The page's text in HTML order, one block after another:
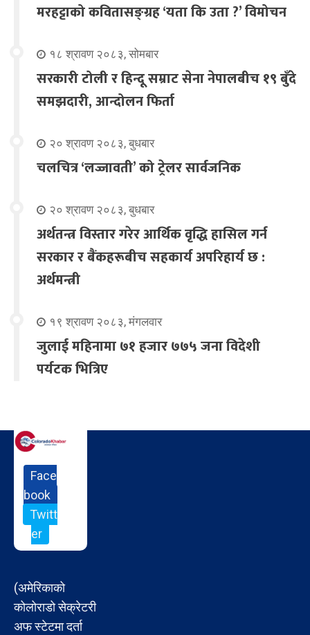
मरहट्टाको कवितासङ्ग्रह ‘यता कि उता ?’ विमोचन
१८ श्रावण २०८३, सोमबार
सरकारी टोली र हिन्दू सम्राट सेना नेपालबीच १९ बुँदे
समझदारी, आन्दोलन फिर्ता
२० श्रावण २०८३, बुधबार
चलचित्र ‘लज्जावती’ को ट्रेलर सार्वजनिक
२० श्रावण २०८३, बुधबार
अर्थतन्त्र विस्तार गरेर आर्थिक वृद्धि हासिल गर्न
सरकार र बैंकहरूबीच सहकार्य अपरिहार्य छ :
अर्थमन्त्री
१९ श्रावण २०८३, मंगलवार
जुलाई महिनामा ७१ हजार ७७५ जना विदेशी
पर्यटक भित्रिए
Face
book
Twitt
er
(अमेरिकाको
कोलोराडो सेक्रेटरी
अफ स्टेटमा दर्ता